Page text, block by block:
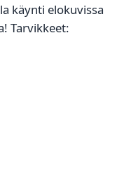
käynti elokuvissa
Tarvikkeet: